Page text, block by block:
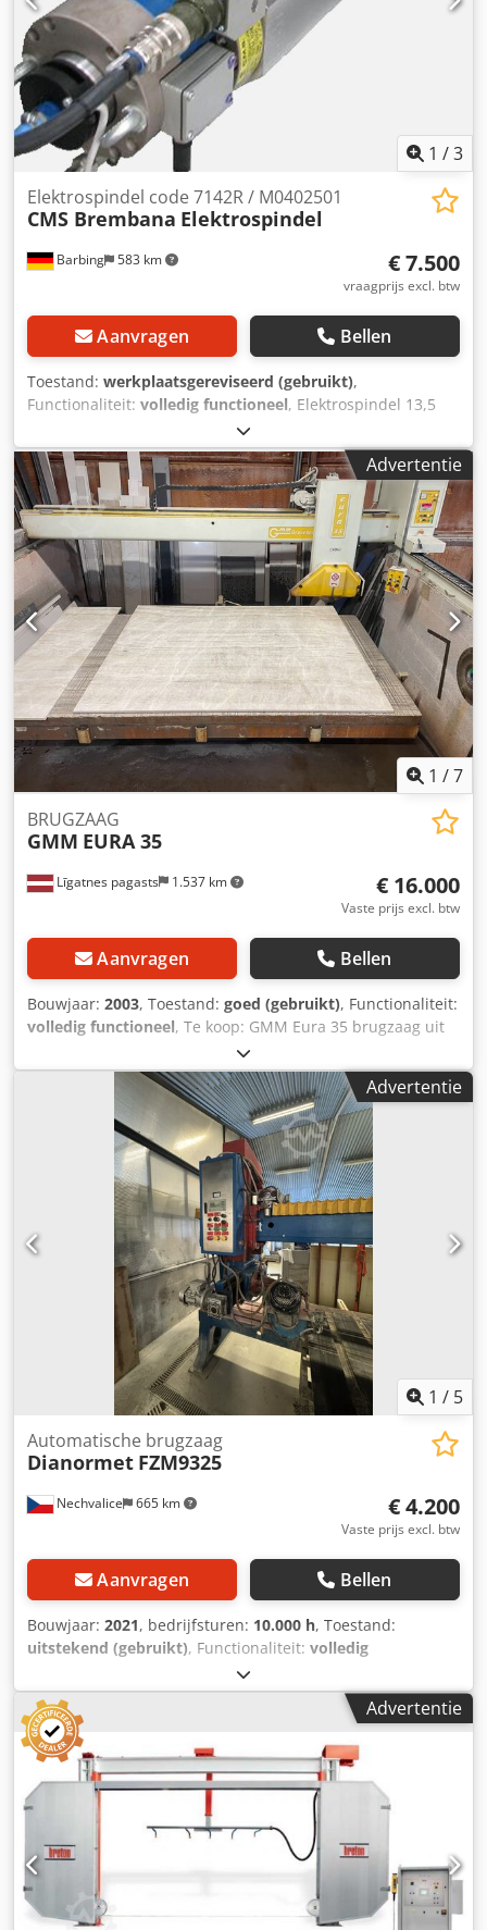
1 /3
Barbing 583 km
Elektrospindel code 7142R / M0402501
CMS Brembana Elektrospindel
€ 7.500
vraagprijs excl. btw
Aanvragen Bellen
Toestand: werkplaatsgereviseerd (gebruikt),
Functionaliteit: volledig functioneel, Elektrospindel 13,5
kW van het merk CMS Fabrikantcodes M0402501 en 7142R
Dksdjyviucjpfx Aqior
Advertentie
1 /7
Līgatnes pagasts 1.537 km
BRUGZAAG
GMM EURA 35
€ 16.000
Vaste prijs excl. btw
Aanvragen Bellen
Bouwjaar: 2003, Toestand: goed (gebruikt), Functionaliteit:
volledig functioneel, Te koop: GMM Eura 35 brugzaag uit
2003. In goede staat en functioneert goed. Kan onder een
hoek zagen. Het zaagblad kan worden gekanteld en de
tafel kan draaien en omhoog worden gebracht. Afmetingen
van de tafel: 3500x1800 mm. Beschikbaar in september
2026. Locatie: Letland. Dedozku Unspfx Aqiskr
Advertentie
1 / 5
Nechvalice 665 km
Automatische brugzaag
Dianormet FZM9325
€ 4.200
Vaste prijs excl. btw
Aanvragen Bellen
Bouwjaar: 2021, bedrijfsturen: 10.000 h, Toestand:
uitstekend (gebruikt), Functionaliteit: volledig
4.000 mm
machine-/voertuignummer:202106-050, Eenvoudige
brugzaag en freesmachine voor steen en keramiek met
elektronische bediening en instelbaarheid. Handmatig
kantelen van de kop over één as tot 90 graden.
Elektronische verplaatsing in 3 assen. De machine staat
vrijstaand op een massief metalen constructie, zonder
betonfundering nodig. Dkedpeyzwirefx Aqisr
Advertentie